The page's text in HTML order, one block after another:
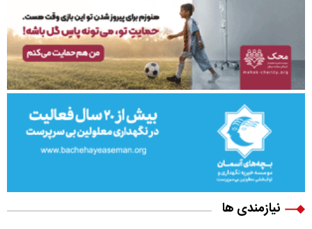
نیازمندی ها